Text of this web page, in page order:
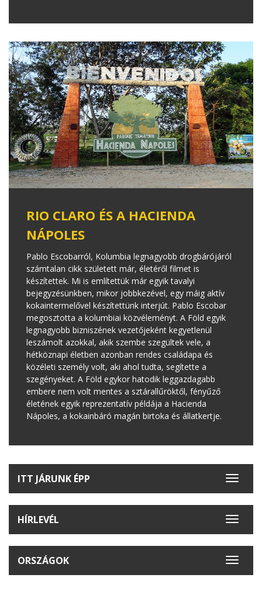
RIO CLARO ÉS A HACIENDA
NÁPOLES
Pablo Escobarról, Kolumbia legnagyobb drogbárójáról
számtalan cikk született már, életéről filmet is
készítettek. Mi is említettük már egyik tavalyi
bejegyzésünkben, mikor jobbkezével, egy máig aktív
kokaintermelővel készítettünk interjút. Pablo Escobar
megosztotta a kolumbiai közvéleményt. A Föld egyik
legnagyobb bizniszének vezetőjeként kegyetlenül
leszámolt azokkal, akik szembe szegültek vele, a
hétköznapi életben azonban rendes családapa és
közéleti személy volt, aki ahol tudta, segítette a
szegényeket. A Föld egykor hatodik leggazdagabb
embere nem volt mentes a sztárallűröktől, fényűző
életének egyik reprezentatív példája a Hacienda
Nápoles, a kokainbáró magán birtoka és állatkertje.
Toggle
ITT JÁRUNK ÉPP
Toggle
HÍRLEVÉL
Toggle
ORSZÁGOK